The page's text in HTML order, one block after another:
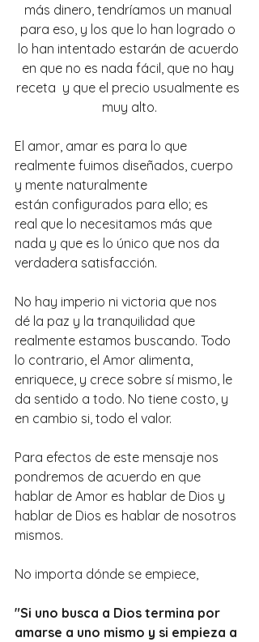
más dinero, tendríamos un manual
para eso, y los que lo han logrado o
lo han intentado estarán de acuerdo
en que no es nada fácil, que no hay
receta  y que el precio usualmente es
muy alto.
El amor, amar es para lo que
realmente fuimos diseñados, cuerpo
y mente naturalmente
están configurados para ello; es
real que lo necesitamos más que
nada y que es lo único que nos da
verdadera satisfacción.
No hay imperio ni victoria que nos
dé la paz y la tranquilidad que
realmente estamos buscando. Todo
lo contrario, el Amor alimenta,
enriquece, y crece sobre sí mismo, le
da sentido a todo. No tiene costo, y
en cambio si, todo el valor.
Para efectos de este mensaje nos
pondremos de acuerdo en que
hablar de Amor es hablar de Dios y
hablar de Dios es hablar de nosotros
mismos.
No importa dónde se empiece,
"Si uno busca a Dios termina por
amarse a uno mismo y si empieza a